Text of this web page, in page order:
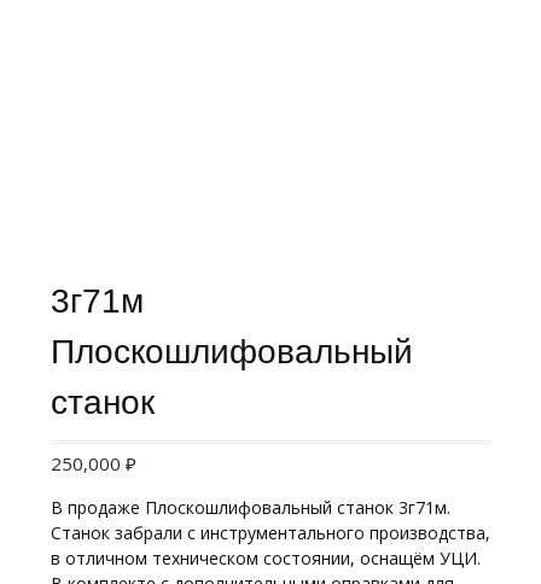
3г71м
Плоскошлифовальный
станок
250,000 ₽
В продаже Плоскошлифовальный станок 3г71м.
Станок забрали с инструментального производства,
в отличном техническом состоянии, оснащём УЦИ.